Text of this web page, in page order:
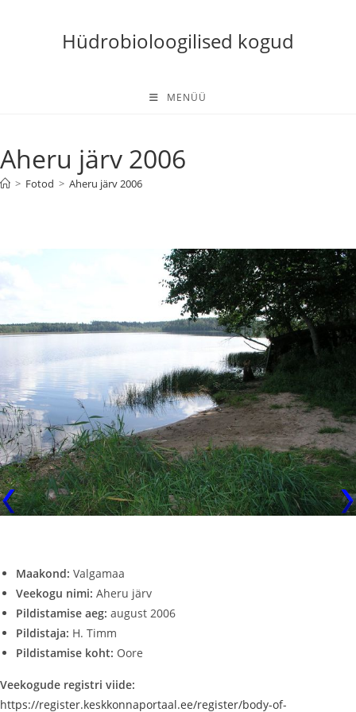
Hüdrobioloogilised kogud
MENÜÜ
Aheru järv 2006
> Fotod > Aheru järv 2006
Maakond: Valgamaa
Veekogu nimi: Aheru järv
Pildistamise aeg: august 2006
Pildistaja: H. Timm
Pildistamise koht: Oore
Veekogude registri viide:
https://register.keskkonnaportaal.ee/register/body-of-